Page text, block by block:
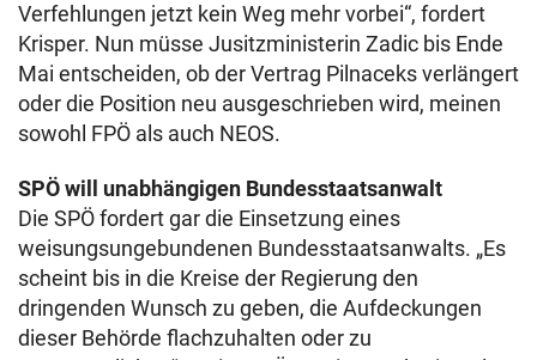
Verfehlungen jetzt kein Weg mehr vorbei“, fordert
Krisper. Nun müsse Jusitzministerin Zadic bis Ende
Mai entscheiden, ob der Vertrag Pilnaceks verlängert
oder die Position neu ausgeschrieben wird, meinen
sowohl FPÖ als auch NEOS.
SPÖ will unabhängigen Bundesstaatsanwalt
Die SPÖ fordert gar die Einsetzung eines
weisungsungebundenen Bundesstaatsanwalts. „Es
scheint bis in die Kreise der Regierung den
dringenden Wunsch zu geben, die Aufdeckungen
dieser Behörde flachzuhalten oder zu